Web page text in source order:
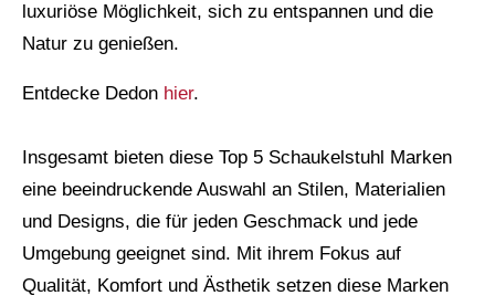
luxuriöse Möglichkeit, sich zu entspannen und die
Natur zu genießen.
Entdecke Dedon hier.
Insgesamt bieten diese Top 5 Schaukelstuhl Marken
eine beeindruckende Auswahl an Stilen, Materialien
und Designs, die für jeden Geschmack und jede
Umgebung geeignet sind. Mit ihrem Fokus auf
Qualität, Komfort und Ästhetik setzen diese Marken